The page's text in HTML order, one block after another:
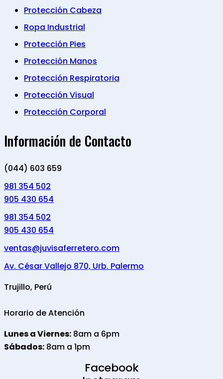
Protección Cabeza
Ropa Industrial
Protección Pies
Protección Manos
Protección Respiratoria
Protección Visual
Protección Corporal
Información de Contacto
(044) 603 659
981 354 502
905 430 654
981 354 502
905 430 654
ventas@juvisaferretero.com
Av. César Vallejo 870, Urb. Palermo
Trujillo, Perú
Horario de Atención
Lunes a Viernes: 8am a 6pm
Sábados: 8am a 1pm
Facebook